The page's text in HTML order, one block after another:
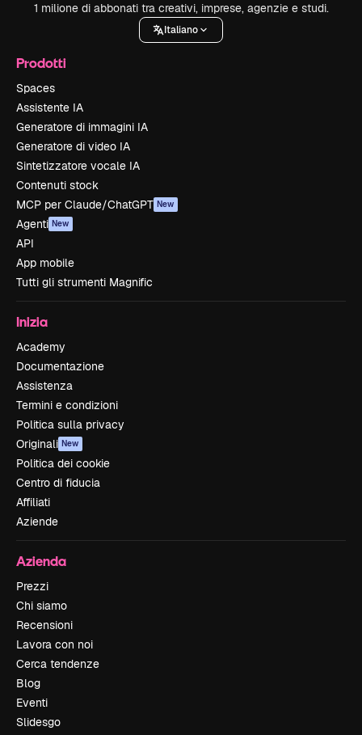
1 milione di abbonati tra creativi, imprese, agenzie e studi.
Italiano
Prodotti
Spaces
Assistente IA
Generatore di immagini IA
Generatore di video IA
Sintetizzatore vocale IA
Contenuti stock
MCP per Claude/ChatGPT New
Agenti New
API
App mobile
Tutti gli strumenti Magnific
Inizia
Academy
Documentazione
Assistenza
Termini e condizioni
Politica sulla privacy
Originali New
Politica dei cookie
Centro di fiducia
Affiliati
Aziende
Azienda
Prezzi
Chi siamo
Recensioni
Lavora con noi
Cerca tendenze
Blog
Eventi
Slidesgo